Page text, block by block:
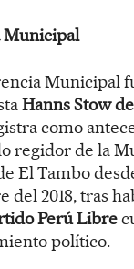
Municipal
Municipal
Hanns Stow
como
regidor de la
El Tambo
del 2018, tras
Perú Libre
político.